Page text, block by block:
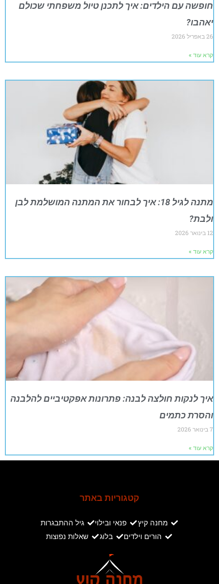
חופשה עם הילדים: איך לתכנן טיול משפחתי שכולם
יאהבו?
26 באפריל 2026
קרא עוד »
מתנה לגיל 18: איך לבחור את המתנה המושלמת לבן
ולבת?
12 בינואר 2026
קרא עוד »
איך לנקות חולצה לבנה: פתרונות אפקטיביים להלבנה
והסרת כתמים
7 בינואר 2026
קרא עוד »
קטגוריות באתר
מחנה קיץ פנאי ובילוי
גיל ההתבגרות
הורים וילדים
בלוג שאלות נפוצות